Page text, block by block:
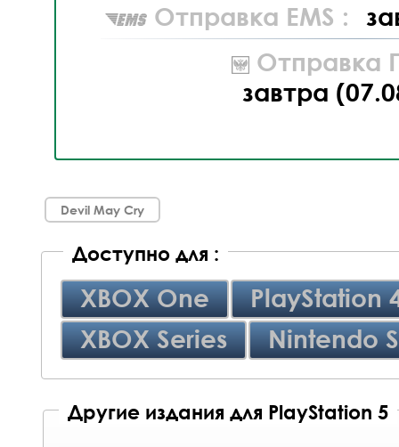
Отправка EMS :
Отправка
завтра
Devil May Cry
Доступно для :
XBOX One
PlayStation
XBOX Series
Nintendo
Другие издания для PlayStation 5